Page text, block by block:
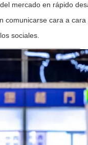
mercado en rápido
comunicarse cara a
sociales.